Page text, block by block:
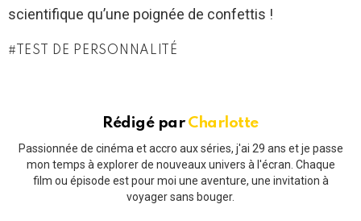
scientifique qu’une poignée de confettis !
TEST DE PERSONNALITÉ
Rédigé par Charlotte
Passionnée de cinéma et accro aux séries, j'ai 29 ans et je passe
mon temps à explorer de nouveaux univers à l'écran. Chaque
film ou épisode est pour moi une aventure, une invitation à
voyager sans bouger.